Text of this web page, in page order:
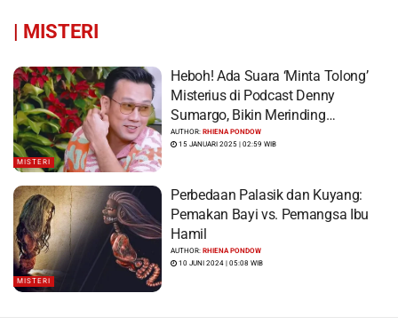
| MISTERI
MISTERI
Heboh! Ada Suara ‘Minta Tolong’
Misterius di Podcast Denny
Sumargo, Bikin Merinding…
AUTHOR:RHIENA PONDOW
15 JANUARI 2025 | 02:59 WIB
MISTERI
Perbedaan Palasik dan Kuyang:
Pemakan Bayi vs. Pemangsa Ibu
Hamil
AUTHOR:RHIENA PONDOW
10 JUNI 2024 | 05:08 WIB